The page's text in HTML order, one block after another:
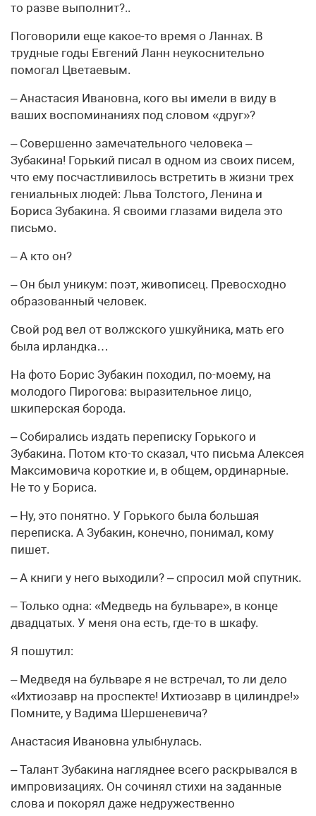
то разве выполнит?..
Поговорили еще какое-то время о Ланнах. В
трудные годы Евгений Ланн неукоснительно
помогал Цветаевым.
– Анастасия Ивановна, кого вы имели в виду в
ваших воспоминаниях под словом «друг»?
– Совершенно замечательного человека –
Зубакина! Горький писал в одном из своих писем,
что ему посчастливилось встретить в жизни трех
гениальных людей: Льва Толстого, Ленина и
Бориса Зубакина. Я своими глазами видела это
письмо.
– А кто он?
– Он был уникум: поэт, живописец. Превосходно
образованный человек.
Свой род вел от волжского ушкуйника, мать его
была ирландка…
На фото Борис Зубакин походил, по-моему, на
молодого Пирогова: выразительное лицо,
шкиперская борода.
– Собирались издать переписку Горького и
Зубакина. Потом кто-то сказал, что письма Алексея
Максимовича короткие и, в общем, ординарные.
Не то у Бориса.
– Ну, это понятно. У Горького была большая
переписка. А Зубакин, конечно, понимал, кому
пишет.
– А книги у него выходили? – спросил мой спутник.
– Только одна: «Медведь на бульваре», в конце
двадцатых. У меня она есть, где-то в шкафу.
Я пошутил:
– Медведя на бульваре я не встречал, то ли дело
«Ихтиозавр на проспекте! Ихтиозавр в цилиндре!»
Помните, у Вадима Шершеневича?
Анастасия Ивановна улыбнулась.
– Талант Зубакина нагляднее всего раскрывался в
импровизациях. Он сочинял стихи на заданные
слова и покорял даже недружественно